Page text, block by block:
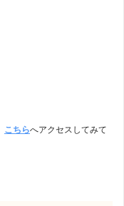
こちらへアクセスしてみて